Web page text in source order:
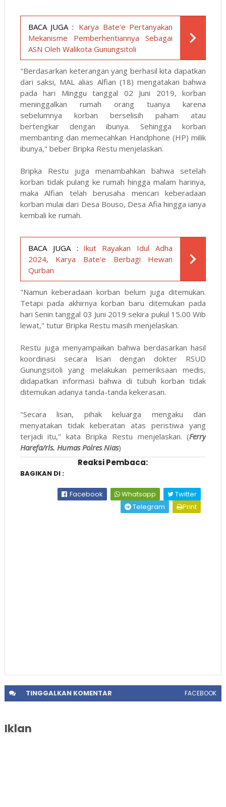
BACA JUGA : Karya Bate'e Pertanyakan
Mekanisme Pemberhentiannya Sebagai
ASN Oleh Walikota Gunungsitoli
"Berdasarkan keterangan yang berhasil kita dapatkan
dari saksi, MAL alias Alfian (18) mengatakan bahwa
pada hari Minggu tanggal 02 Juni 2019, korban
meninggalkan rumah orang tuanya karena
sebelumnya korban berselisih paham atau
bertengkar dengan ibunya. Sehingga korban
membanting dan memecahkan Handphone (HP) milik
ibunya," beber Bripka Restu menjelaskan.
Bripka Restu juga menambahkan bahwa setelah
korban tidak pulang ke rumah hingga malam harinya,
maka Alfian telah berusaha mencari keberadaan
korban mulai dari Desa Bouso, Desa Afia hingga ianya
kembali ke rumah.
BACA JUGA : Ikut Rayakan Idul Adha
2024, Karya Bate'e Berbagi Hewan
Qurban
"Namun keberadaan korban belum juga ditemukan.
Tetapi pada akhirnya korban baru ditemukan pada
hari Senin tanggal 03 Juni 2019 sekira pukul 15.00 Wib
lewat," tutur Bripka Restu masih menjelaskan.
Restu juga menyampaikan bahwa berdasarkan hasil
koordinasi secara lisan dengan dokter RSUD
Gunungsitoli yang melakukan pemeriksaan medis,
didapatkan informasi bahwa di tubuh korban tidak
ditemukan adanya tanda-tanda kekerasan.
"Secara lisan, pihak keluarga mengaku dan
menyatakan tidak keberatan atas peristiwa yang
terjadi itu," kata Bripka Restu menjelaskan. (Ferry
Harefa/rls. Humas Polres Nias)
Reaksi Pembaca:
BAGIKAN DI :
Facebook Whatsapp
Twitter
Telegram
Print
TINGGALKANKOMENTAR FACEBOOK
Iklan